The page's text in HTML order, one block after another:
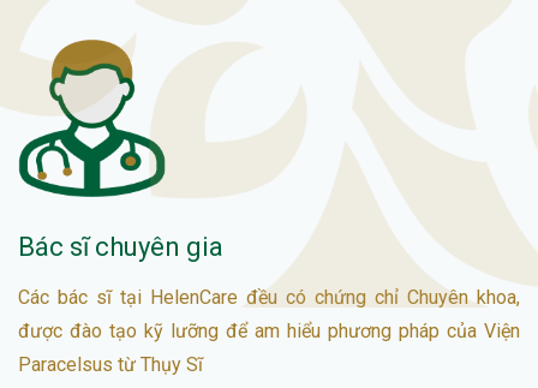
Bác sĩ chuyên gia
Các bác sĩ tại HelenCare đều có chứng chỉ Chuyên khoa,
được đào tạo kỹ lưỡng để am hiểu phương pháp của Viện
Paracelsus từ Thụy Sĩ